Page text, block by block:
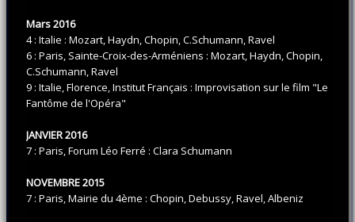
Mars 2016
4 : Italie : Mozart, Haydn, Chopin, C.Schumann, Ravel
6 : Paris, Sainte-Croix-des-Arméniens : Mozart, Haydn, Chopin,
C.Schumann, Ravel
9 : Italie, Florence, Institut Français : Improvisation sur le film "Le
Fantôme de l'Opéra"
JANVIER 2016
7 : Paris, Forum Léo Ferré : Clara Schumann
NOVEMBRE 2015
7 : Paris, Mairie du 4ème : Chopin, Debussy, Ravel, Albeniz